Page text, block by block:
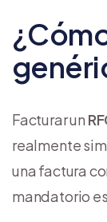
Facturar un
realmente
una factura
mandatorio